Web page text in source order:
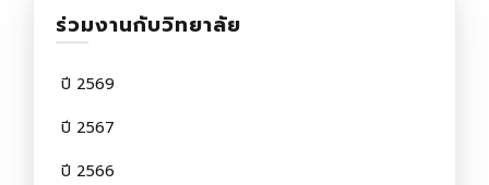
ร่วมงานกับวิทยาลัย
ปี 2569
ปี 2567
ปี 2566